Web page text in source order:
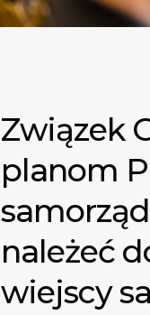
Związek
planom
należeć
wiejscy